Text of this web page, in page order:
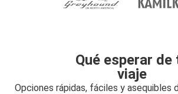
Qué esperar de
viaje
Opciones rápidas, fáciles y asequibles